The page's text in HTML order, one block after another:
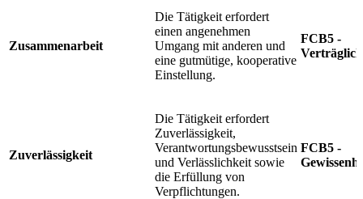
Zusammenarbeit
Die Tätigkeit erfordert
einen angenehmen
Umgang mit anderen und
eine gutmütige, kooperative
Einstellung.
FCB5 -
Zuverlässigkeit
Die Tätigkeit erfordert
Zuverlässigkeit,
Verantwortungsbewusstsein
und Verlässlichkeit sowie
die Erfüllung von
Verpflichtungen.
FCB5 -